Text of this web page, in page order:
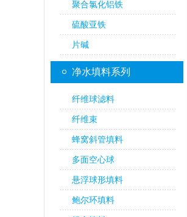
聚合氯化铝铁
硫酸亚铁
片碱
净水填料系列
纤维球滤料
纤维束
蜂窝斜管填料
多面空心球
悬浮球形填料
鲍尔环填料